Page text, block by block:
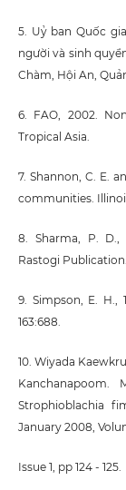
5. Uỷ ban Quốc
người và sinh
Chàm, Hội An,
6. FAO, 2002.
Tropical Asia.
7. Shannon, C. E.
communities.
8. Sharma, P. D.,
Rastogi Publication.
9. Simpson, E. H.,
163:688.
10. Wiyada
Kanchanapoom.
Strophioblachia
January 2008,
Issue 1, pp 124 - 125.